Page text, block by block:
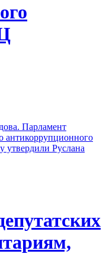
Парламент
антикоррупционного
утвердили Руслана